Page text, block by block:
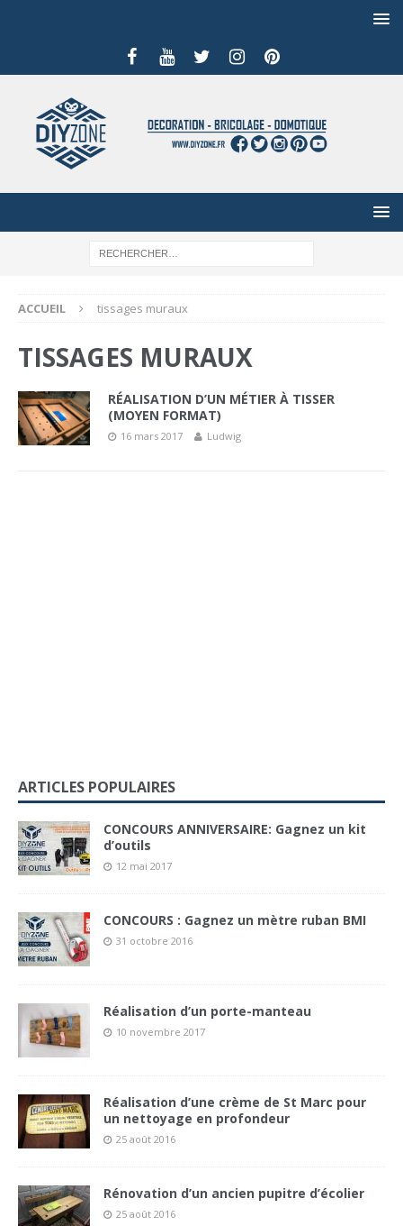
ACCUEIL tissages muraux
TISSAGES MURAUX
RÉALISATION D’UN MÉTIER À TISSER
(MOYEN FORMAT)
16 mars 2017 Ludwig
ARTICLES POPULAIRES
CONCOURS ANNIVERSAIRE: Gagnez un kit
d’outils
12 mai 2017
CONCOURS : Gagnez un mètre ruban BMI
31 octobre 2016
Réalisation d’un porte-manteau
10 novembre 2017
Réalisation d’une crème de St Marc pour
un nettoyage en profondeur
25 août 2016
Rénovation d’un ancien pupitre d’écolier
25 août 2016